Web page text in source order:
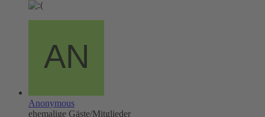
Anonymous
ehemalige Gäste/Mitglieder